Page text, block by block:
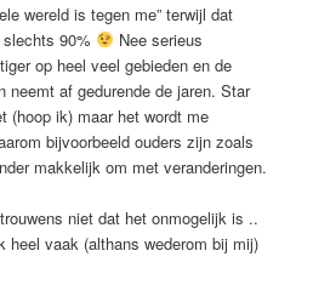
wereld is tegen me” terwijl dat
90%
Nee serieus
op heel veel gebieden en de
neemt af gedurende de jaren. Star
(hoop ik) maar het wordt me
bijvoorbeeld ouders zijn zoals
makkelijk om met veranderingen.
niet dat het onmogelijk is ..
heel vaak (althans wederom bij mij)